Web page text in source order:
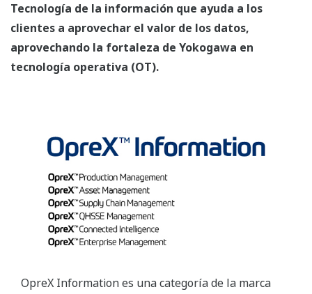
Tecnología de la información que ayuda a los
clientes a aprovechar el valor de los datos,
aprovechando la fortaleza de Yokogawa en
tecnología operativa (OT).
OpreX Information es una categoría de la marca